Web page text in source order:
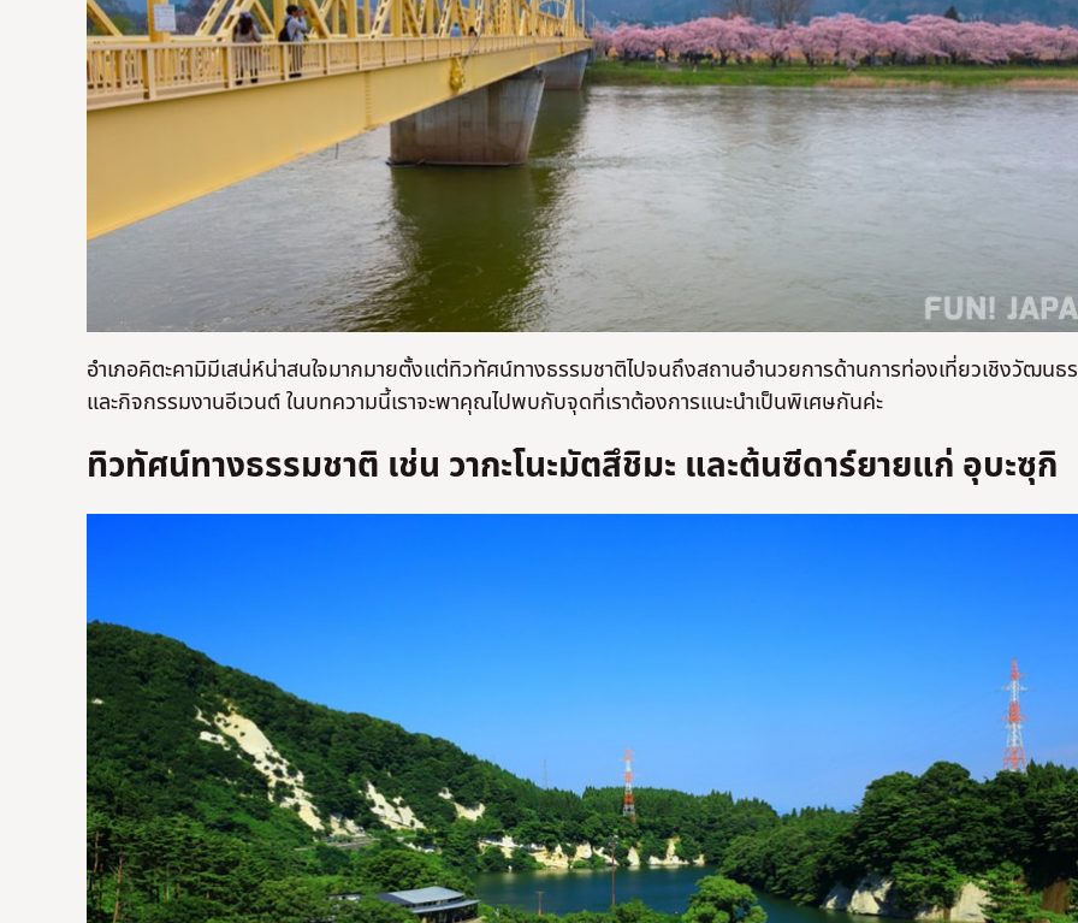
อำเภอคิตะคามิมีเสน่ห์น่าสนใจมากมายตั้งแต่ทิวทัศน์ทางธรรมชาติไปจนถึงสถานอำนวยการด้านการท่องเที่ยวเชิงวัฒนธ
และกิจกรรมงานอีเวนต์ ในบทความนี้เราจะพาคุณไปพบกับจุดที่เราต้องการแนะนำเป็นพิเศษกันค่ะ
ทิวทัศน์ทางธรรมชาติ เช่น วากะโนะมัตสึชิมะ และต้นซีดาร์ยายแก่ อุบะซุกิ